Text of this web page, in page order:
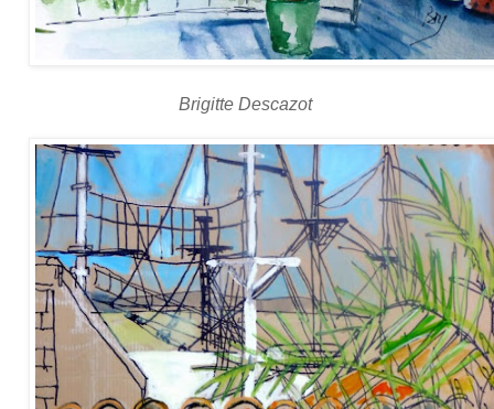
Brigitte Descazot